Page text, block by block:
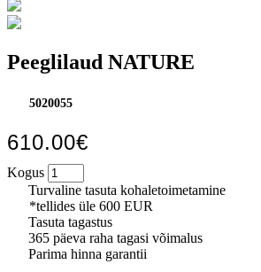
Peeglilaud NATURE
5020055
610.00€
Kogus
Turvaline tasuta kohaletoimetamine
*tellides üle 600 EUR
Tasuta tagastus
365 päeva raha tagasi võimalus
Parima hinna garantii